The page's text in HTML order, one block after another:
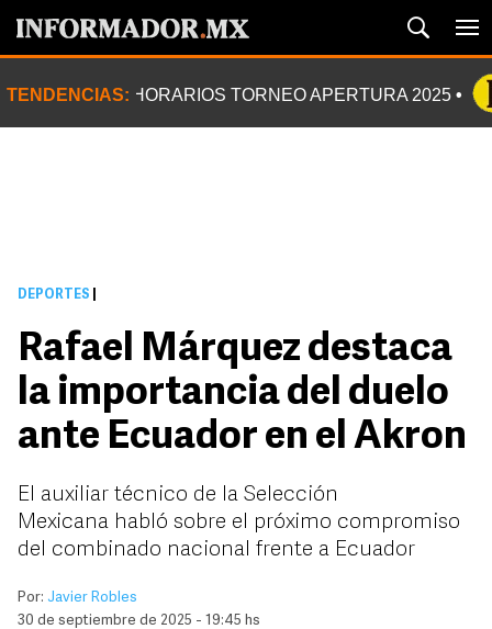
TENDENCIAS: HORARIOS TORNEO APERTURA 2025
DEPORTES
Rafael Márquez destaca
la importancia del duelo
ante Ecuador en el Akron
El auxiliar técnico de la Selección
Mexicana habló sobre el próximo compromiso
del combinado nacional frente a Ecuador
Por: Javier Robles
30 de septiembre de 2025 - 19:45 hs